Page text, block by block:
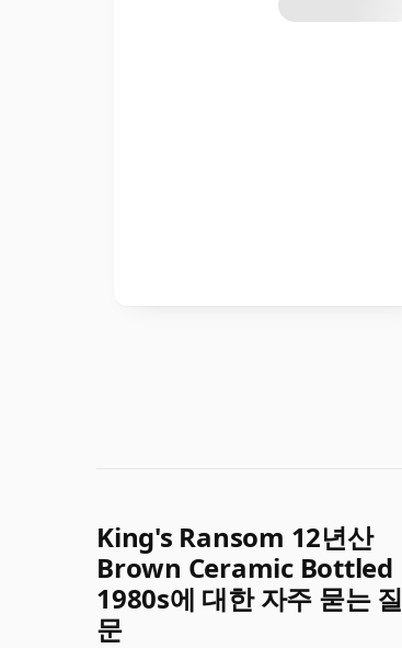
King's Ransom 12년산
Brown Ceramic Bottled
1980s에 대한 자주 묻는 질
문